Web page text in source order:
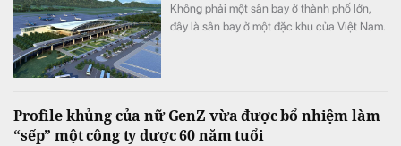
Không phải một sân bay ở thành phố lớn,
đây là sân bay ở một đặc khu của Việt Nam.
Profile khủng của nữ GenZ vừa được bổ nhiệm làm
“sếp” một công ty dược 60 năm tuổi